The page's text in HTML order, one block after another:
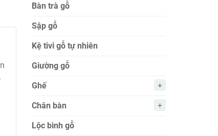
Bàn trà gỗ
Sập gỗ
Kệ tivi gỗ tự nhiên
Giường gỗ
Ghế
Chân bàn
Lộc bình gỗ